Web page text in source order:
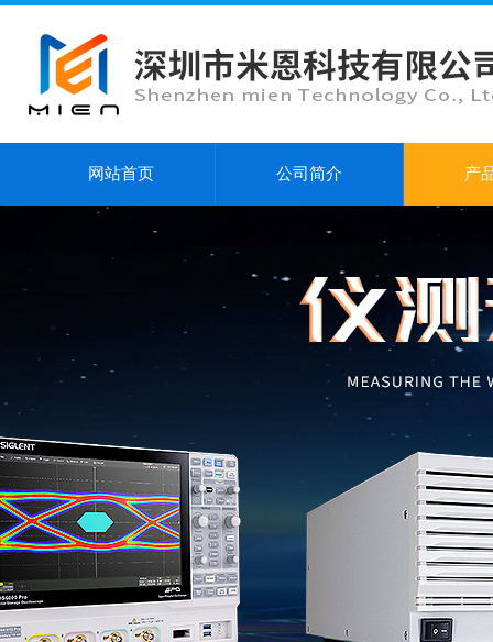
网站首页 公司简介 产